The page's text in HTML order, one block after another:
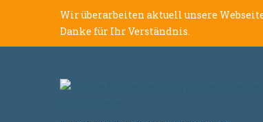
Wir überarbeiten aktuell unsere
Danke für Ihr Verständnis.